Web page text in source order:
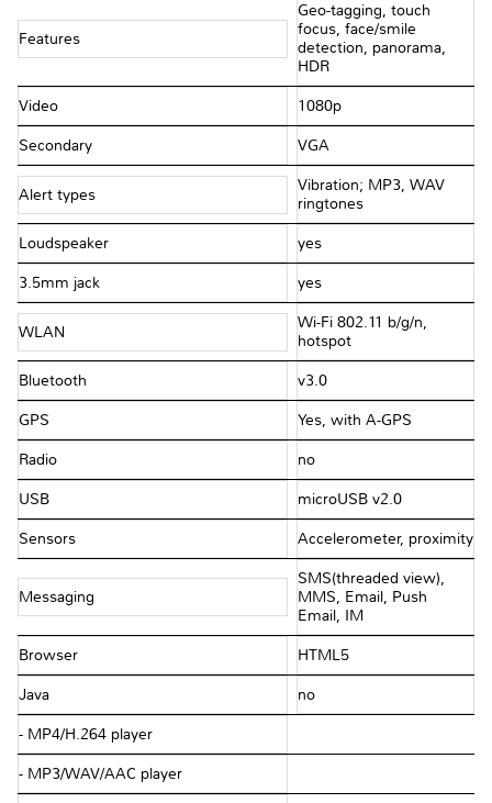
Features
Geo-tagging, touch
focus, face/smile
detection, panorama,
HDR
Video 1080p
Secondary VGA
Alert types
Vibration; MP3, WAV
ringtones
Loudspeaker yes
3.5mm jack yes
WLAN
Wi-Fi 802.11 b/g/n,
hotspot
Bluetooth v3.0
GPS Yes, with A-GPS
Radio no
USB microUSB v2.0
Sensors Accelerometer, proximity
Messaging
SMS(threaded view),
MMS, Email, Push
Email, IM
Browser HTML5
Java no
- MP4/H.264 player
- MP3/WAV/AAC player